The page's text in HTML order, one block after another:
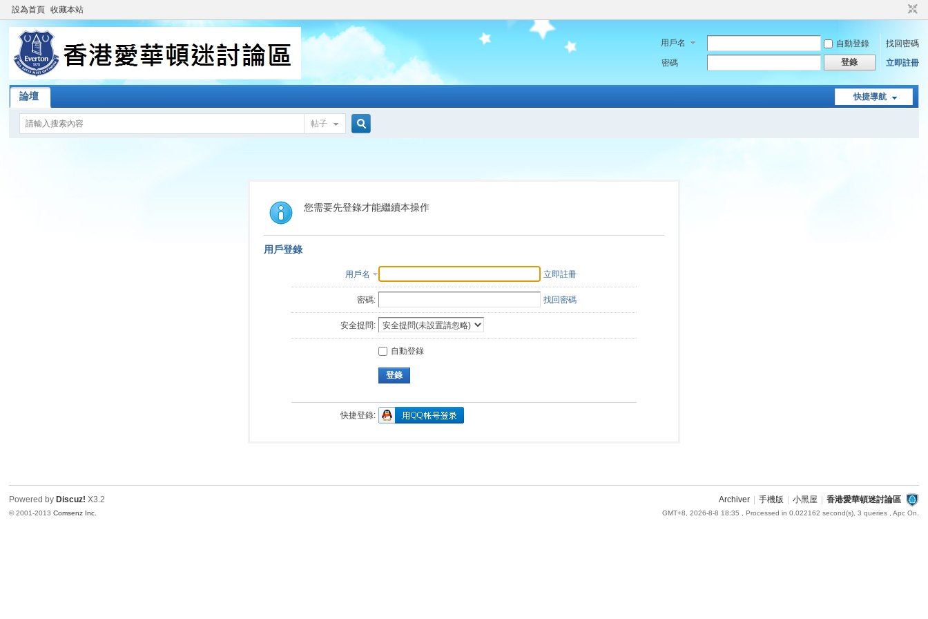
設為首頁 收藏本站
用戶名 自動登錄
找回密碼
密碼
登錄 立即註冊
快捷導航
論壇
帖子
索
您需要先登錄才能繼續本操作
用戶登錄
用戶名 立即註冊
密碼: 找回密碼
安全提問:
自動登錄
登錄
快捷登錄:
Archiver 手機版 小黑屋 香港愛華頓迷討論區
GMT+8, 2026-8-8 18:35 , Processed in 0.022162 second(s), 3 queries , Apc On.
Powered by Discuz! X3.2
© 2001-2013Comsenz Inc.